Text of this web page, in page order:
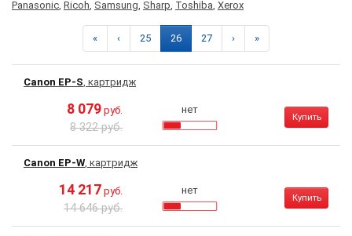
Panasonic, Ricoh, Samsung, Sharp, Toshiba, Xerox
« ‹ 25 26 27 › »
Canon EP-S, картридж
8 079 руб.
8 322 руб.
нет
Купить
Canon EP-W, картридж
14 217 руб.
14 646 руб.
нет
Купить